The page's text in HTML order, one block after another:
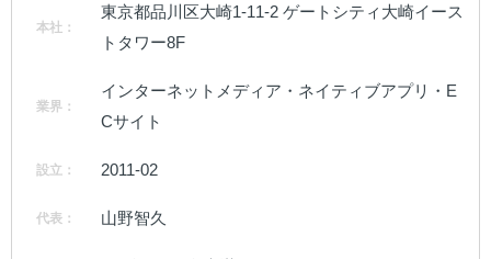
本社：
東京都品川区大崎1-11-2 ゲートシティ大崎イース
トタワー8F
業界：
インターネットメディア・ネイティブアプリ・E
Cサイト
設立： 2011-02
代表： 山野智久